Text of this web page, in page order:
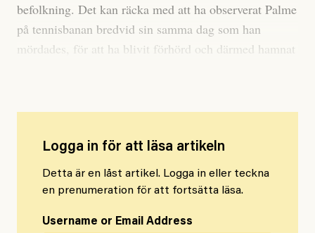
befolkning. Det kan räcka med att ha observerat Palme
på tennisbanan bredvid sin samma dag som han
mördades, för att ha blivit förhörd och därmed hamnat
Logga in för att läsa artikeln
Detta är en låst artikel. Logga in eller teckna
en prenumeration för att fortsätta läsa.
Username or Email Address